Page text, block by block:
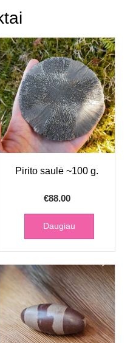
Pirito saulė ~100 g.
€88.00
Daugiau